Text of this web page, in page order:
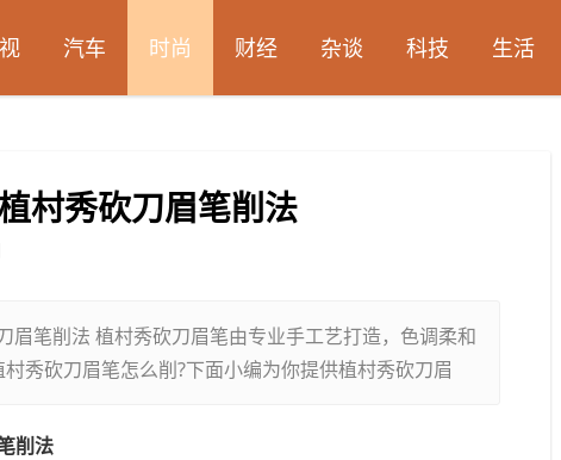
汽车 时尚 财经 杂谈 科技 生活
村秀砍刀眉笔削法
眉笔削法 植村秀砍刀眉笔由专业手工艺打造，色调柔和
秀砍刀眉笔怎么削?下面小编为你提供植村秀砍刀眉
削法